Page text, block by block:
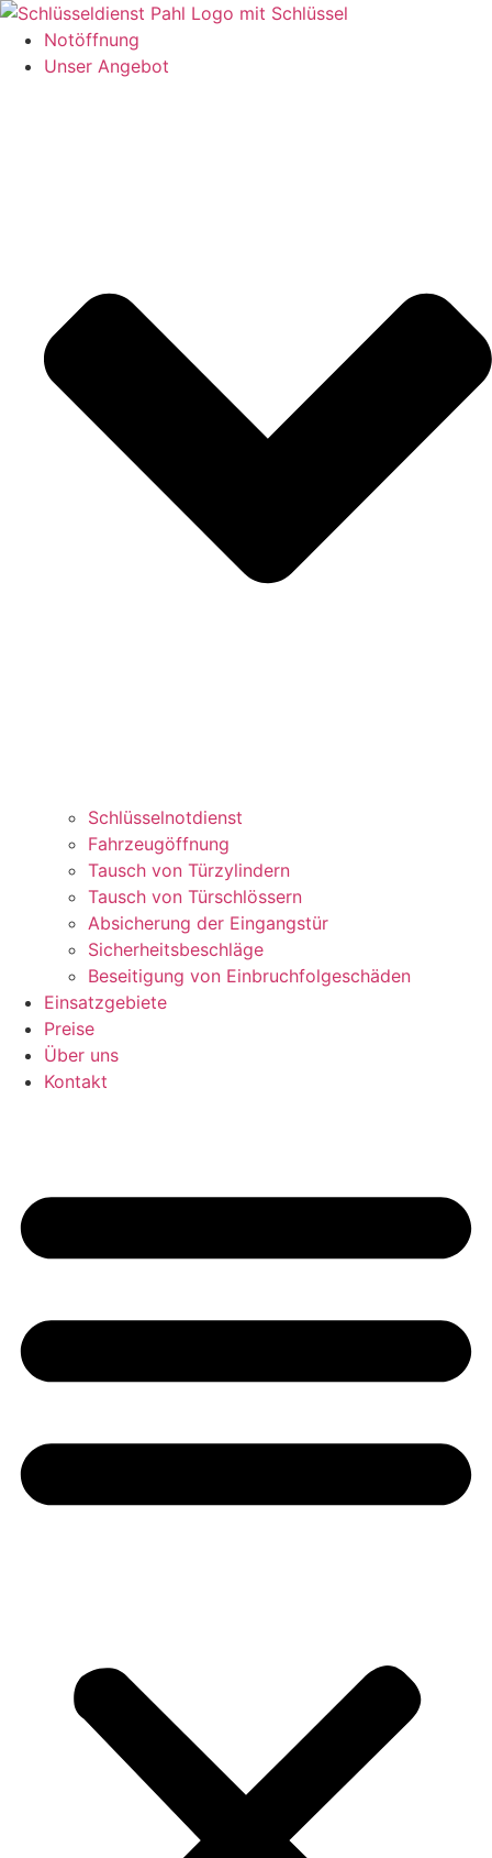
Zum
Inhalt
springen
Notöffnung
Unser Angebot
Schlüsselnotdienst
Fahrzeugöffnung
Tausch von Türzylindern
Tausch von Türschlössern
Absicherung der Eingangstür
Sicherheitsbeschläge
Beseitigung von Einbruchfolgeschäden
Einsatzgebiete
Preise
Über uns
Kontakt